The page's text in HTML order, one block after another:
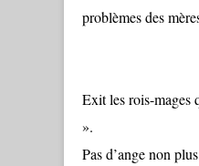
problèmes des
Exit les rois-mages
».
Pas d’ange non